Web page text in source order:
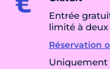
Entrée
limité à
Réservation
Uniquement